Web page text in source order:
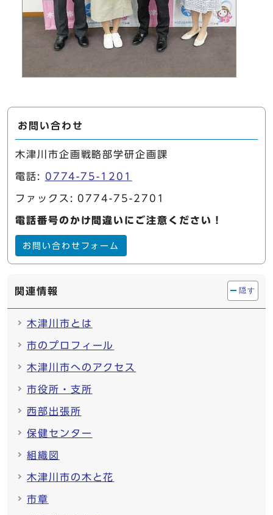
お問い合わせ
木津川市企画戦略部学研企画課
電話: 0774-75-1201
ファックス: 0774-75-2701
電話番号のかけ間違いにご注意ください！
お問い合わせフォーム
関連情報 隠す
木津川市とは
市のプロフィール
木津川市へのアクセス
市役所・支所
西部出張所
保健センター
組織図
木津川市の木と花
市章